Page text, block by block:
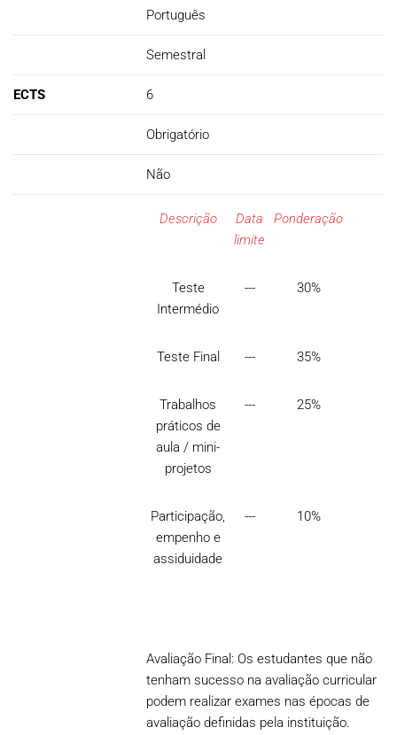
Português
Semestral
ECTS 6
Obrigatório
Não
Descrição
Data
limite
Ponderação
Teste
Intermédio
--- 30%
Teste Final --- 35%
Trabalhos
práticos de
aula / mini-
projetos
--- 25%
Participação,
empenho e
assiduidade
--- 10%
Avaliação Final: Os estudantes que não
tenham sucesso na avaliação curricular
podem realizar exames nas épocas de
avaliação definidas pela instituição.